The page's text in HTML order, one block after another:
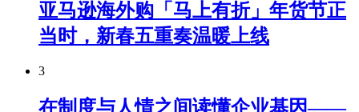
亚马逊海外购「马上有折」年货节正
当时，新春五重奏温暖上线
3
在制度与人情之间读懂企业基因——